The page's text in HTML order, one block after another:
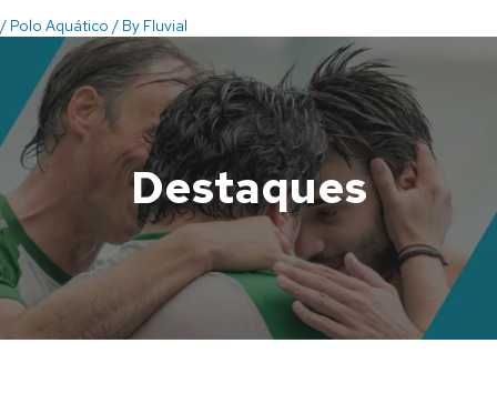
/ Polo Aquático / By Fluvial
Destaques